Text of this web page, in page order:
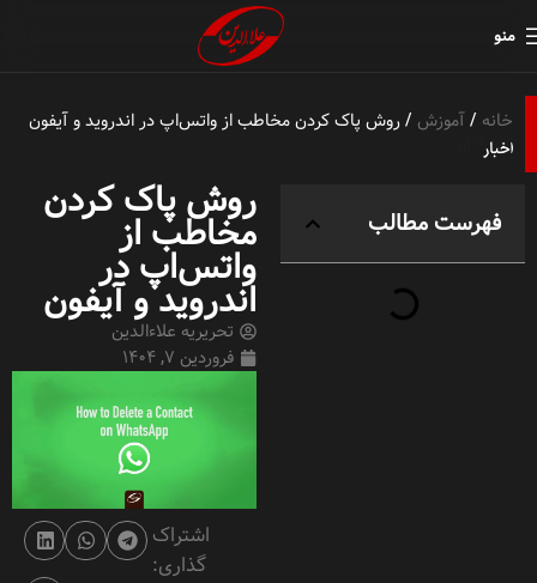
منو
خانه آموزش روش پاک کردن مخاطب از واتس‌اپ در اندروید و آیفون
فهرست مطالب روش پاک کردن
مخاطب از
واتس‌اپ در
اندروید و آیفون
تحریریه علاءالدین
فروردین 7, 1404
اشتراک
گذاری: